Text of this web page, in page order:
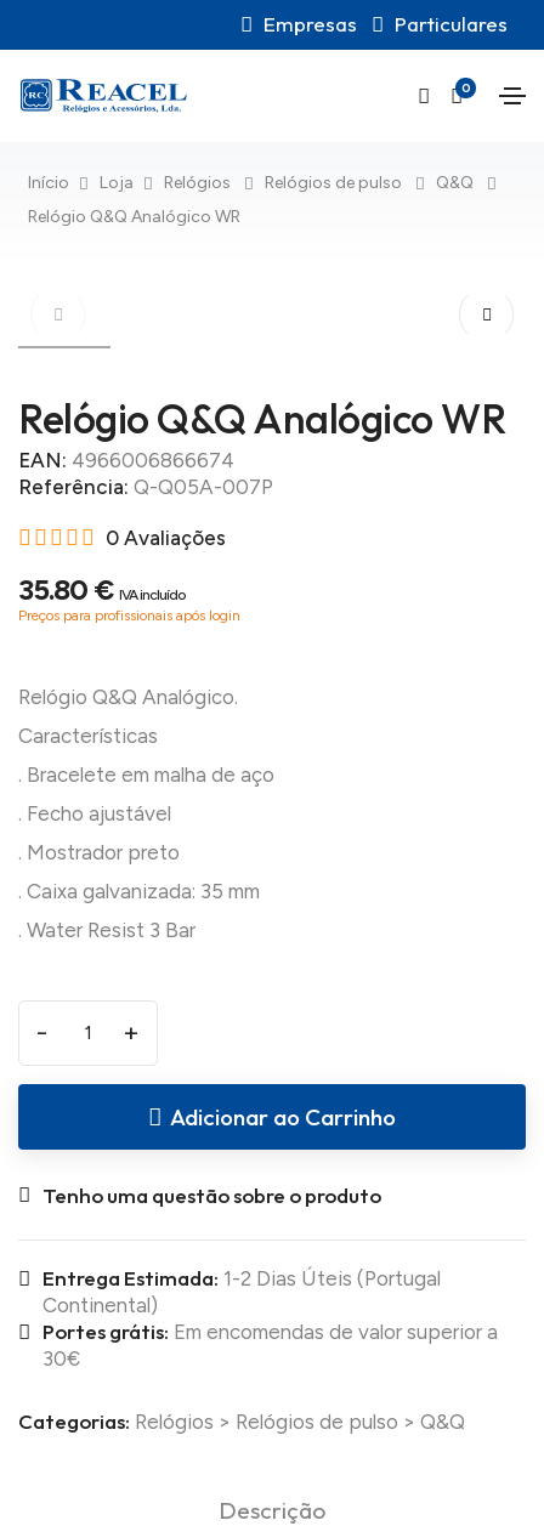
Empresas Particulares
0
Início Loja Relógios Relógios de pulso
Q&Q
Relógio Q&Q Analógico WR
Relógio Q&Q Analógico WR
EAN: 4966006866674
Referência: Q-Q05A-007P
0 Avaliações
35.80 € IVA incluído
Preços para profissionais após login
Relógio Q&Q Analógico.
Características
. Bracelete em malha de aço
. Fecho ajustável
. Mostrador preto
. Caixa galvanizada: 35 mm
- +
Adicionar ao Carrinho
Tenho uma questão sobre o produto
Entrega Estimada: 1-2 Dias Úteis (Portugal
Continental)
Portes grátis: Em encomendas de valor superior a
30€
Categorias: Relógios > Relógios de pulso > Q&Q
Descrição